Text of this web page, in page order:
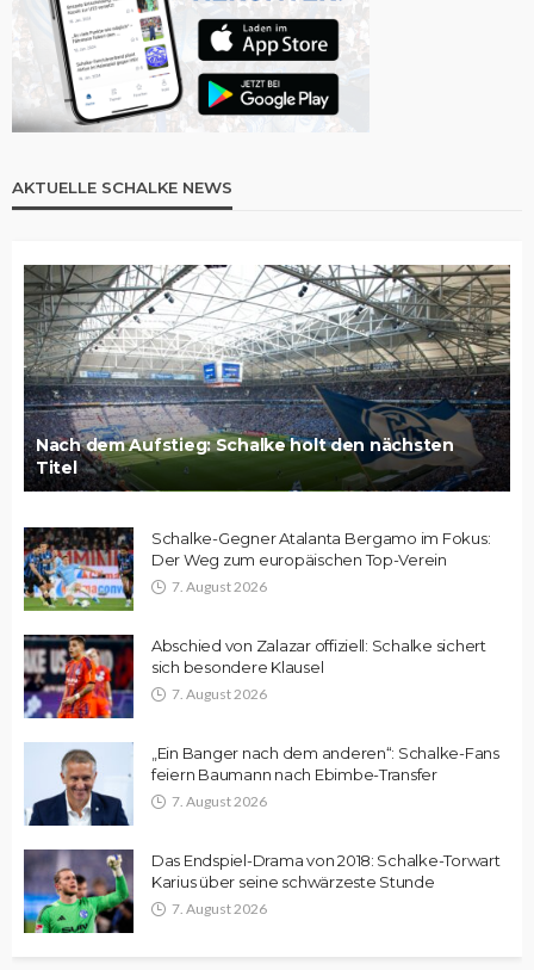
AKTUELLE SCHALKE NEWS
Nach dem Aufstieg: Schalke holt den nächsten
Titel
Schalke-Gegner Atalanta Bergamo im Fokus:
Der Weg zum europäischen Top-Verein
7. August 2026
Abschied von Zalazar offiziell: Schalke sichert
sich besondere Klausel
7. August 2026
„Ein Banger nach dem anderen“: Schalke-Fans
feiern Baumann nach Ebimbe-Transfer
7. August 2026
Das Endspiel-Drama von 2018: Schalke-Torwart
Karius über seine schwärzeste Stunde
7. August 2026